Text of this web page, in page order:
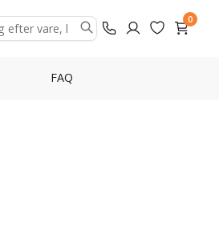
0
FAQ